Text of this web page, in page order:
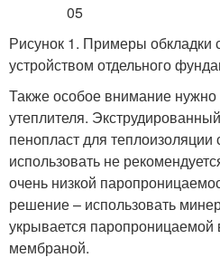
Рисунок 1. Примеры обкладки
устройством отдельного
Также особое внимание нужно
утеплителя.
пенопласт для
использовать не
очень низкой
решение – использовать
укрывается паропроницаемой
мембраной.